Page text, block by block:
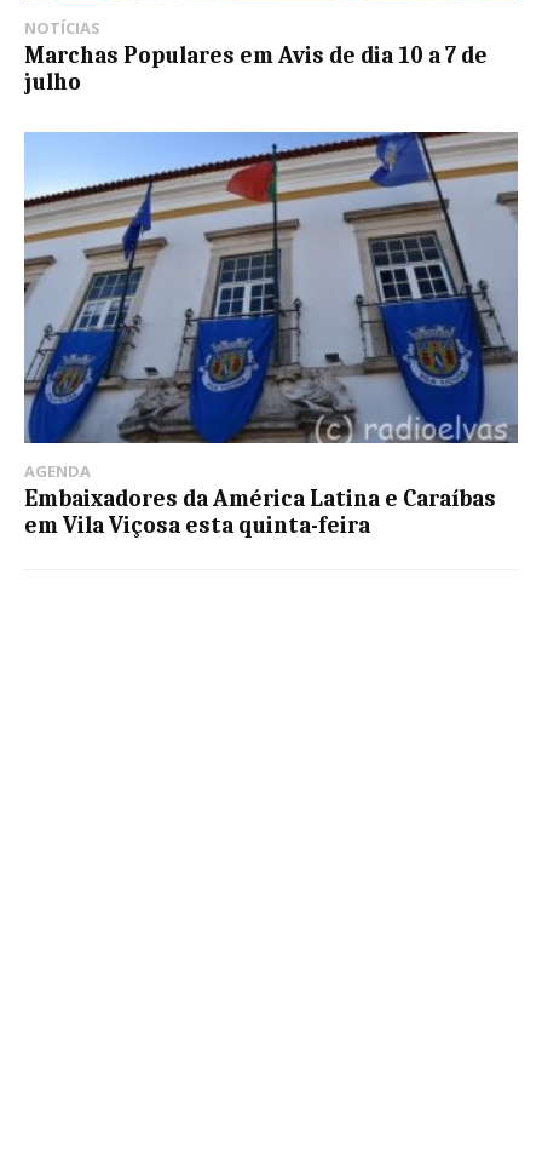
NOTÍCIAS
Marchas Populares em Avis de dia 10 a 7 de
julho
AGENDA
Embaixadores da América Latina e Caraíbas
em Vila Viçosa esta quinta-feira